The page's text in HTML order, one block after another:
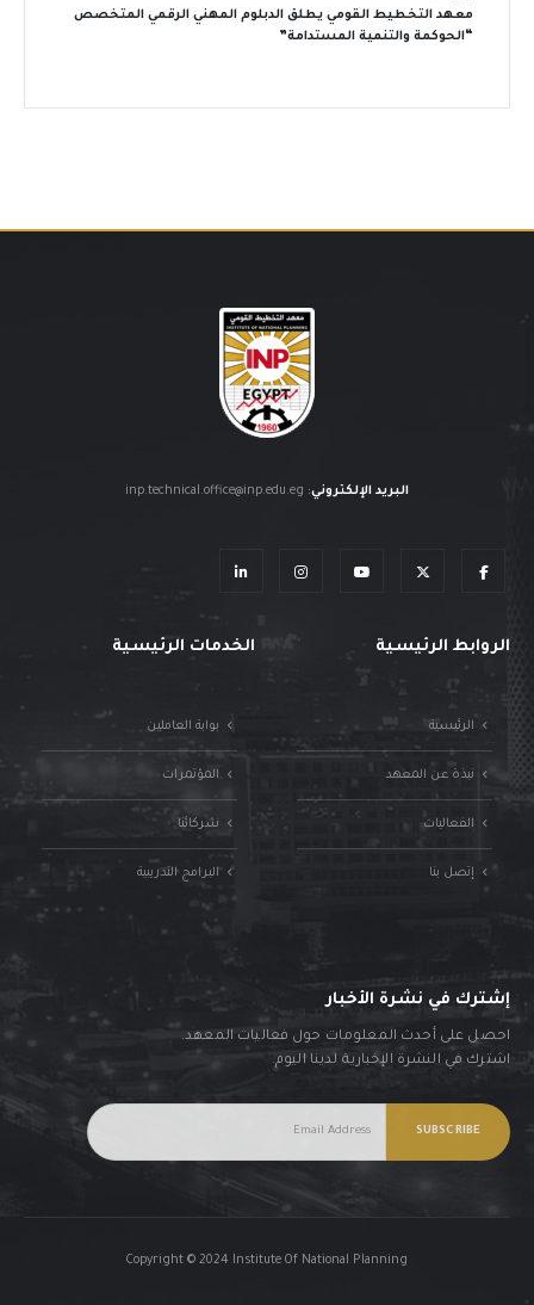
معهد التخطيط القومي يطلق الدبلوم المهني الرقمي المتخصص
“الحوكمة والتنمية المستدامة”
البريد الإلكتروني:
inp.technical.office@inp.edu.eg
الروابط الرئيسية
الرئيسية
نبذة عن المعهد
الفعاليات
إتصل بنا
الخدمات الرئيسية
بوابة العاملين
المؤتمرات
شركائنا
البرامج التدريبية
إشترك في نشرة الأخبار
احصل على أحدث المعلومات حول فعاليات المعهد.
اشترك في النشرة الإخبارية لدينا اليوم.
Copyright © 2024 Institute Of National Planning